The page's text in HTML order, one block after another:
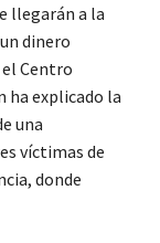
llegarán a la
dinero
el Centro
ha explicado la
una
víctimas de
donde